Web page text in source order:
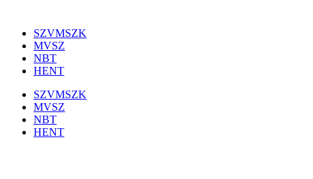
SZVMSZK
MVSZ
NBT
HENT
SZVMSZK
MVSZ
NBT
HENT